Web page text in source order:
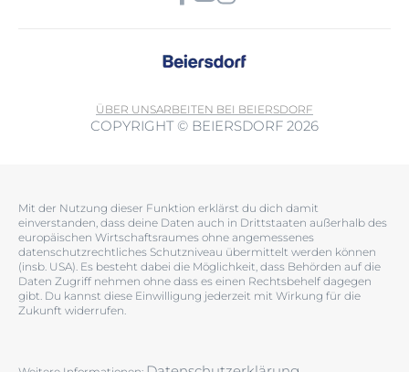
ÜBER UNSARBEITEN BEI BEIERSDORF
COPYRIGHT © BEIERSDORF 2026
Mit der Nutzung dieser Funktion erklärst du dich damit
einverstanden, dass deine Daten auch in Drittstaaten außerhalb des
europäischen Wirtschaftsraumes ohne angemessenes
datenschutzrechtliches Schutzniveau übermittelt werden können
(insb. USA). Es besteht dabei die Möglichkeit, dass Behörden auf die
Daten Zugriff nehmen ohne dass es einen Rechtsbehelf dagegen
gibt. Du kannst diese Einwilligung jederzeit mit Wirkung für die
Zukunft widerrufen.